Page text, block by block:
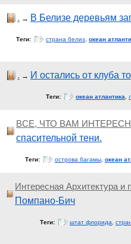
. → В Белизе деревьям
Теги: страна белиз океан
. → И остались от клуба
Теги: океан атлантика
ВСЕ, ЧТО ВАМ
спасительной тени.
Теги: острова багамы океан
Интересная Архитектура и
Помпано-Бич
Теги: штат флорида